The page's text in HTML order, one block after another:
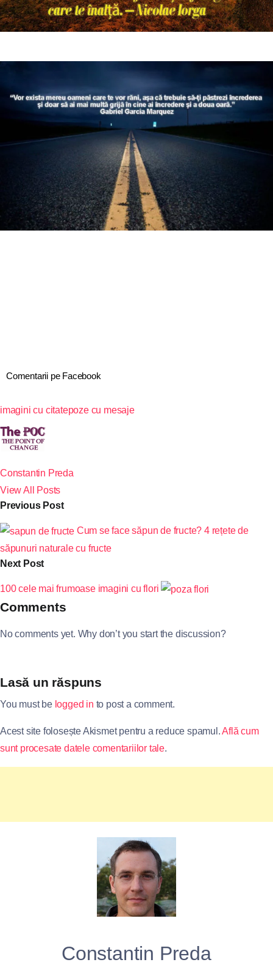
Comentarii pe Facebook
imagini cu citatepoze cu mesaje
Constantin Preda
View All Posts
Previous Post
Cum se face săpun de fructe? 4 rețete de
săpunuri naturale cu fructe
Next Post
100 cele mai frumoase imagini cu flori
Comments
No comments yet. Why don’t you start the discussion?
Lasă un răspuns
You must be logged in to post a comment.
Acest site folosește Akismet pentru a reduce spamul.Află cum
sunt procesate datele comentariilor tale.
Constantin Preda